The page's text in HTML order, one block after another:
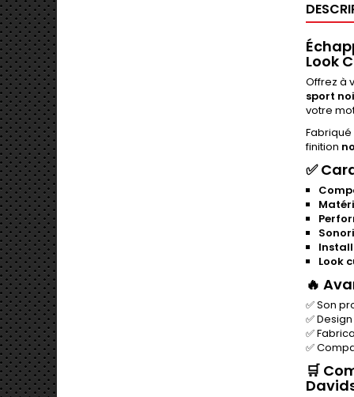
Look
Offrez à
sport
votre
Fabriqué
finition
✅
Look
🔥
✅ Son
✅
✅
✅
🛒